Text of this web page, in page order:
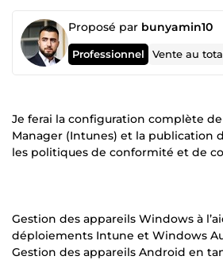
Proposé par bunyamin10
Professionnel Vente au
Je ferai la configuration complète
Manager (Intunes) et la publication
les politiques de conformité et de
Gestion des appareils Windows à
déploiements Intune et Windows
Gestion des appareils Android en